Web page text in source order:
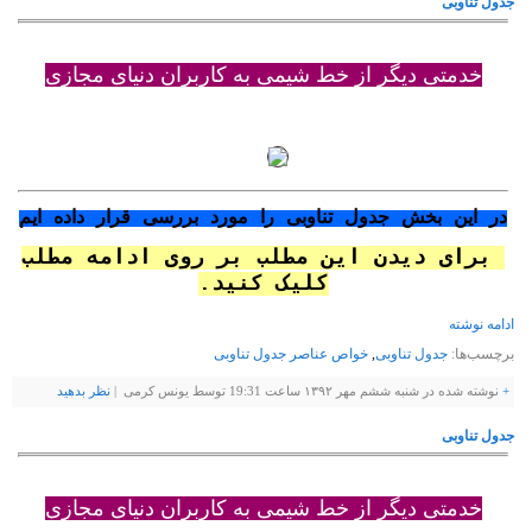
خدمتی دیگر از خط شیمی به کاربران دنیای مجازی
در این بخش جدول تناوبی را مورد بررسی قرار داده ایم
برای د یدن این مطلب بر روی ادامه مطلب
کلیک کنید.
ادامه نوشته
برچسب‌ها: جدول تناوبی, خواص عناصر جدول تناوبی
+ نوشته شده در شنبه ششم مهر ۱۳۹۲ ساعت 19:31 توسط یونس کرمی | نظر بدهيد
جدول تناوبی
خدمتی دیگر از خط شیمی به کاربران دنیای مجازی